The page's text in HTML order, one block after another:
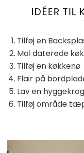
IDÉER TIL
Tilføj en
Mal daterede
Tilføj en køkkenø
Flair på
Lav en hyggekrog
Tilføj område